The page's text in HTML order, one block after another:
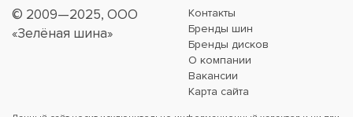
© 2009—2025, ООО
«Зелёная шина»
Контакты
Бренды шин
Бренды дисков
О компании
Вакансии
Карта сайта